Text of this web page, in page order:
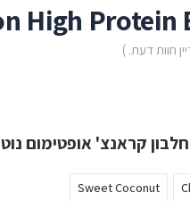
High Protein
חוות דעת. )
Sweet Coconut